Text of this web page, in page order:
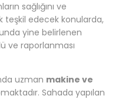
sağlığını ve
teşkil edecek konularda,
yine belirlenen
ve raporlanması
uzman makine ve
Sahada yapılan